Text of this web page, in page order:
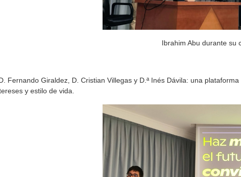
Ibrahim Abu durante su
Fernando Giraldez, D. Cristian Villegas y D.ª Inés Dávila: una
y estilo de vida.